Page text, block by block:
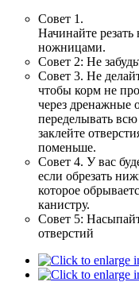
Совет 1.
Начинайте
ножницами.
Совет 2: Не
Совет 3. Не
чтобы корм не
через дренажные
переделывать
заклейте
поменьше.
Совет 4. У вас
если обрезать
которое
канистру.
Совет 5:
отверстий